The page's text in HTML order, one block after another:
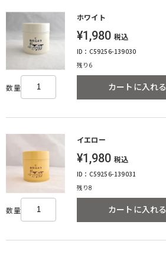
ホワイト
¥1,980 税込
ID：C59256-139030
残り6
数量 カートに入れる
イエロー
¥1,980 税込
ID：C59256-139031
残り8
数量 カートに入れる